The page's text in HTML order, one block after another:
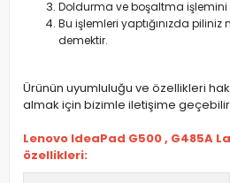
Doldurma ve boşaltma işlemini
Bu işlemleri yaptığınızda
demektir.
Ürünün uyumluluğu ve özellikleri
almak için bizimle iletişime
Lenovo IdeaPad G500 , G485A
özellikleri: